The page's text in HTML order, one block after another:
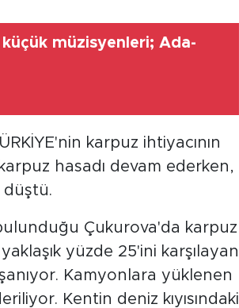
müzisyenleri; Ada-
karpuz ihtiyacının
hasadı devam ederken,
düştü.
Çukurova'da karpuz
yüzde 25'ini karşılayan
Kamyonlara yüklenen
Kentin deniz kıyısındaki